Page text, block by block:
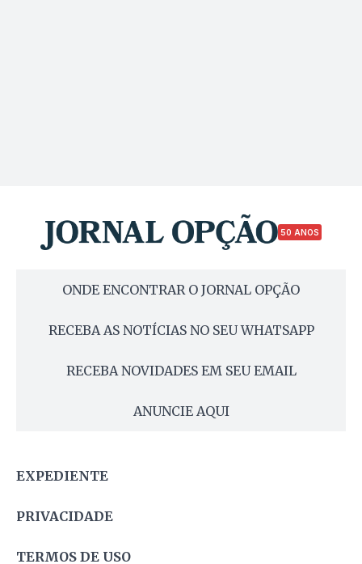
50 ANOS
ONDE ENCONTRAR O JORNAL OPÇÃO
RECEBA AS NOTÍCIAS NO SEU WHATSAPP
RECEBA NOVIDADES EM SEU EMAIL
ANUNCIE AQUI
EXPEDIENTE
PRIVACIDADE
TERMOS DE USO